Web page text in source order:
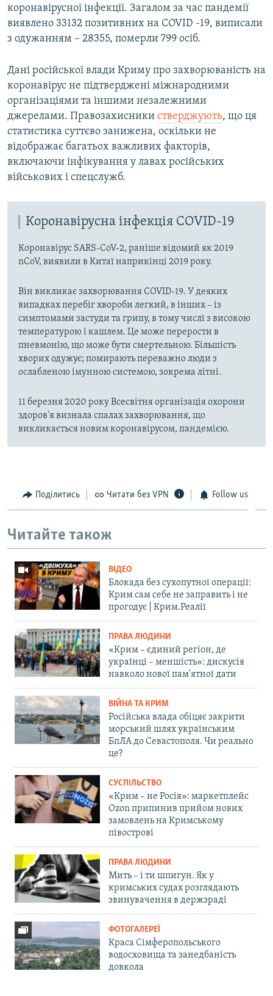
коронавірусної інфекції. Загалом за час пандемії
виявлено 33132 позитивних на COVID -19, виписали
з одужанням – 28355, померли 799 осіб.
Дані російської влади Криму про захворюваність на
коронавірус не підтверджені міжнародними
організаціями та іншими незалежними
джерелами. Правозахисники стверджують, що ця
статистика суттєво занижена, оскільки не
відображає багатьох важливих факторів,
включаючи інфікування у лавах російських
військових і спецслужб.
Коронавірусна інфекція COVID-19
Коронавірус SARS-CoV-2, раніше відомий як 2019
nCoV, виявили в Китаї наприкінці 2019 року.
Він викликає захворювання COVID-19. У деяких
випадках перебіг хвороби легкий, в інших – із
симптомами застуди та грипу, в тому числі з високою
температурою і кашлем. Це може перерости в
пневмонію, що може бути смертельною. Більшість
хворих одужує; помирають переважно люди з
ослабленою імунною системою, зокрема літні.
11 березня 2020 року Всесвітня організація охорони
здоров'я визнала спалах захворювання, що
викликається новим коронавірусом, пандемією.
Поділитись Читати без VPN Follow us
Читайте також
ВІДЕО
Блокада без сухопутної операції:
Крим сам себе не заправить і не
прогодує | Крим.Реалії
ПРАВА ЛЮДИНИ
«Крим – єдиний регіон, де
українці – меншість»: дискусія
навколо нової пам'ятної дати
ВІЙНА ТА КРИМ
Російська влада обіцяє закрити
морський шлях українським
БпЛА до Севастополя. Чи реально
це?
СУСПІЛЬСТВО
«Крим – не Росія»: маркетплейс
Ozon припинив прийом нових
замовлень на Кримському
півострові
ПРАВА ЛЮДИНИ
Мить – і ти шпигун. Як у
кримських судах розглядають
звинувачення в держзраді
ФОТОГАЛЕРЕЇ
Краса Сімферопольського
водосховища та занедбаність
довкола